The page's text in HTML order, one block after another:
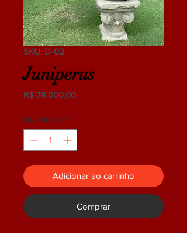
SKU: D-02
Juniperus
R$ 78.000,00Preço
Quantidade *
Adicionar ao carrinho
Comprar